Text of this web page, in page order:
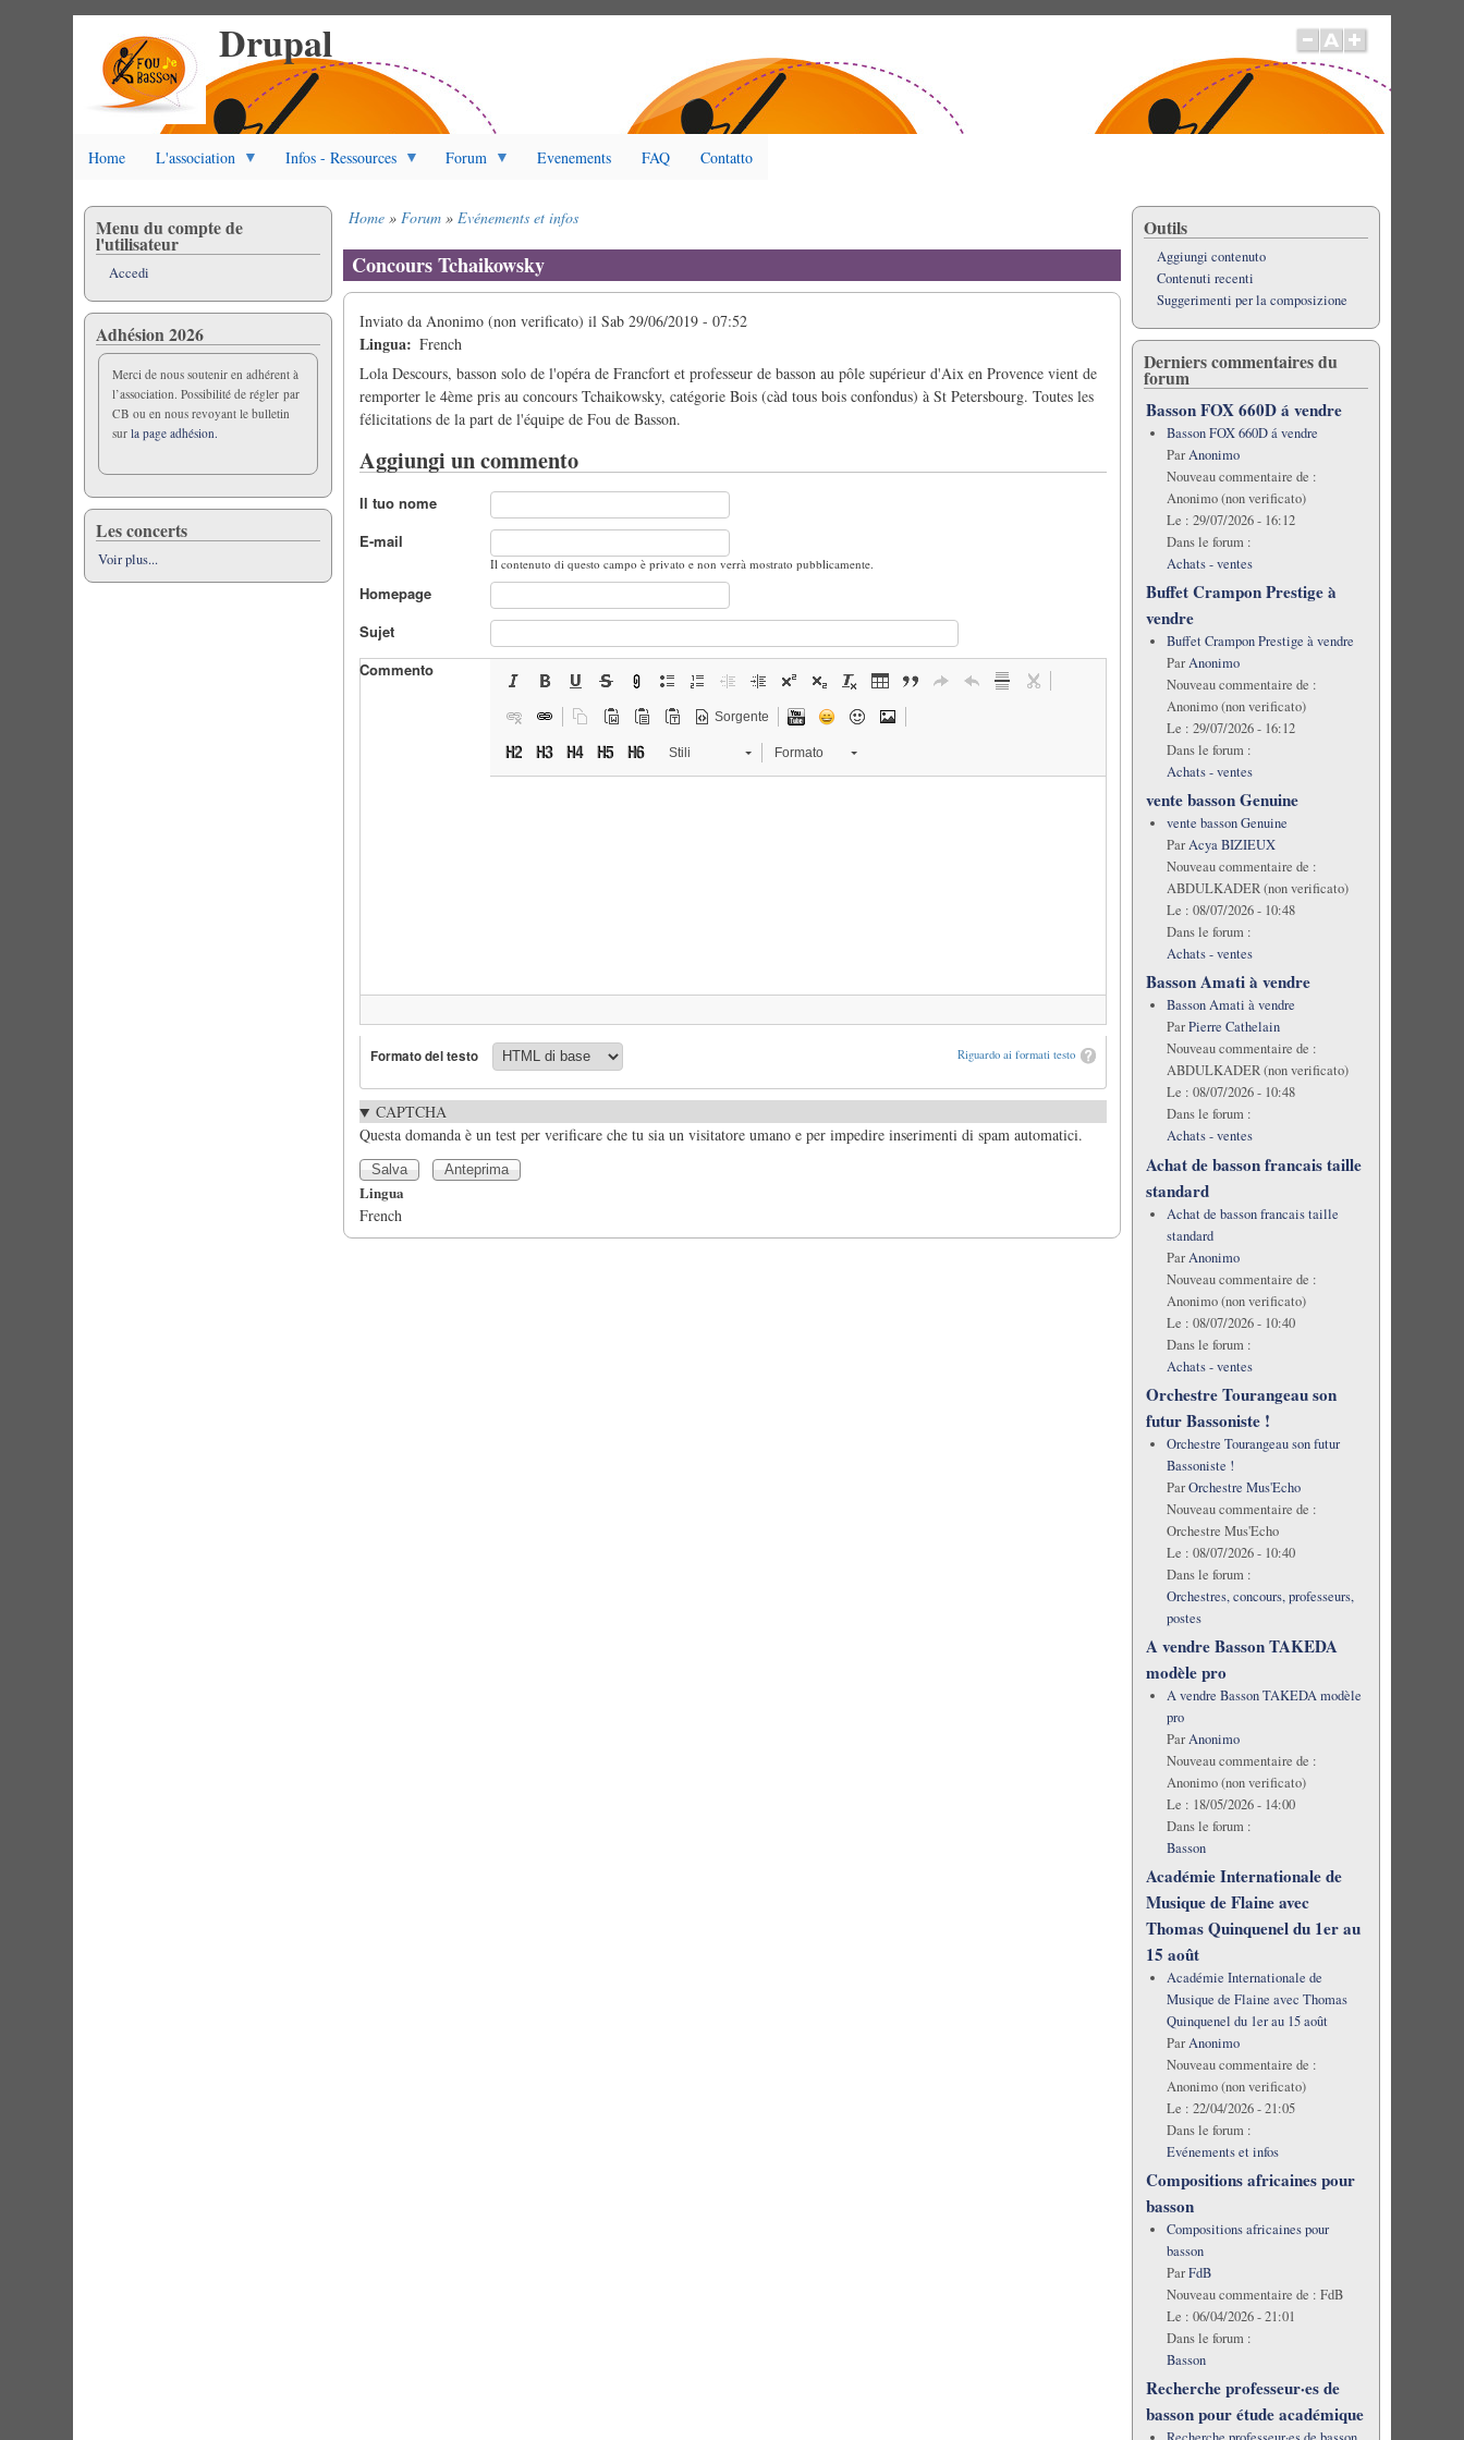
Drupal
Home L'association Infos - Ressources Forum Evenements FAQ Contatto
di
pane
Home Forum Evénements et infos
Concours Tchaikowsky
Inviato daAnonimo (non verificato) ilSab 29/06/2019 - 07:52
Lingua
French
Lola Descours, basson solo de l'opéra de Francfort et professeur de basson au pôle supérieur d'Aix en Provence vient de
remporter le 4ème pris au concours Tchaikowsky, catégorie Bois (càd tous bois confondus) à St Petersbourg. Toutes les
félicitations de la part de l'équipe de Fou de Basson.
Aggiungi un commento
Il tuo nome
E-mail
Il contenuto di questo campo è privato e non verrà mostrato pubblicamente.
Homepage
Sujet
Commento
Sorgente
Stili Formato
Riguardo ai formati testo
Formato del testo
CAPTCHA
Questa domanda è un test per verificare che tu sia un visitatore umano e per impedire inserimenti di spam automatici.
Lingua
French
Menu du compte de
l'utilisateur
Accedi
Adhésion 2026
Merci de nous soutenir en adhérent à
l’association. Possibilité de régler par
CB ou en nous revoyant le bulletin
surla page adhésion.
Les concerts
Voir plus...
Outils
Aggiungi contenuto
Contenuti recenti
Suggerimenti per la composizione
Derniers commentaires du
forum
Basson FOX 660D á vendre
Basson FOX 660D á vendre
ParAnonimo
Nouveau commentaire de :
Anonimo (non verificato)
Le : 29/07/2026 - 16:12
Dans le forum :
Achats - ventes
Buffet Crampon Prestige à
vendre
Buffet Crampon Prestige à vendre
ParAnonimo
Nouveau commentaire de :
Anonimo (non verificato)
Le : 29/07/2026 - 16:12
Dans le forum :
Achats - ventes
vente basson Genuine
vente basson Genuine
ParAcya BIZIEUX
Nouveau commentaire de :
ABDULKADER (non verificato)
Le : 08/07/2026 - 10:48
Dans le forum :
Achats - ventes
Basson Amati à vendre
Basson Amati à vendre
ParPierre Cathelain
Nouveau commentaire de :
ABDULKADER (non verificato)
Le : 08/07/2026 - 10:48
Dans le forum :
Achats - ventes
Achat de basson francais taille
standard
Achat de basson francais taille
standard
ParAnonimo
Nouveau commentaire de :
Anonimo (non verificato)
Le : 08/07/2026 - 10:40
Dans le forum :
Achats - ventes
Orchestre Tourangeau son
futur Bassoniste !
Orchestre Tourangeau son futur
Bassoniste !
ParOrchestre Mus'Echo
Nouveau commentaire de :
Orchestre Mus'Echo
Le : 08/07/2026 - 10:40
Dans le forum :
Orchestres, concours, professeurs,
postes
A vendre Basson TAKEDA
modèle pro
A vendre Basson TAKEDA modèle
pro
ParAnonimo
Nouveau commentaire de :
Anonimo (non verificato)
Le : 18/05/2026 - 14:00
Dans le forum :
Basson
Académie Internationale de
Musique de Flaine avec
Thomas Quinquenel du 1er au
15 août
Académie Internationale de
Musique de Flaine avec Thomas
Quinquenel du 1er au 15 août
ParAnonimo
Nouveau commentaire de :
Anonimo (non verificato)
Le : 22/04/2026 - 21:05
Dans le forum :
Evénements et infos
Compositions africaines pour
basson
Compositions africaines pour
basson
ParFdB
Nouveau commentaire de : FdB
Le : 06/04/2026 - 21:01
Dans le forum :
Basson
Recherche professeur·es de
basson pour étude académique